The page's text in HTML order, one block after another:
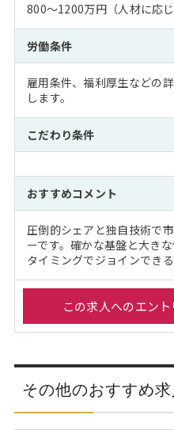
800～1200万円（人材に応じ
労働条件
雇用条件、福利厚生などの
します。
こだわり条件
おすすめコメント
圧倒的シェアと独自技術で
ーです。確かな基盤と大き
タイミングでジョインでき
この求人へのエン
その他のおすすめ求